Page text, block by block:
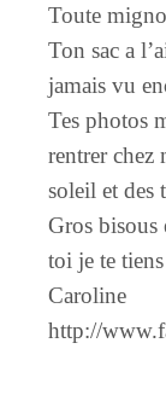
Toute
Ton sac a
jamais vu
Tes photos
rentrer chez
soleil et des
Gros bisous
toi je te
Caroline
http://